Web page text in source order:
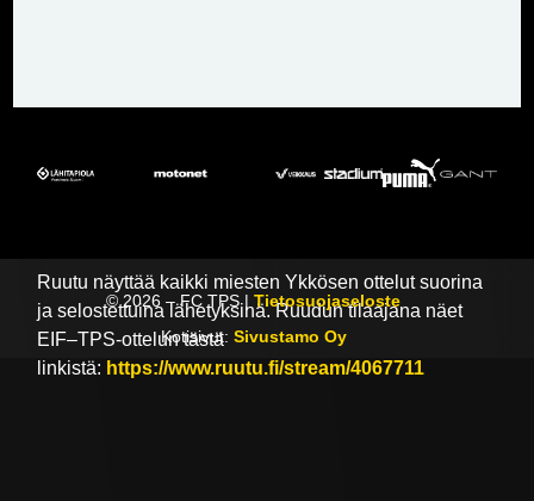
putoavat suoraan Kakkoseen kaudelle 2023.
Ruutu näyttää kaikki miesten Ykkösen ottelut suorina
ja selostettuina lähetyksinä. Ruudun tilaajana näet
EIF–TPS-ottelun tästä
linkistä: https://www.ruutu.fi/stream/4067711
©2026 – FC TPS |Tietosuojaseloste
Kotisivut: Sivustamo Oy